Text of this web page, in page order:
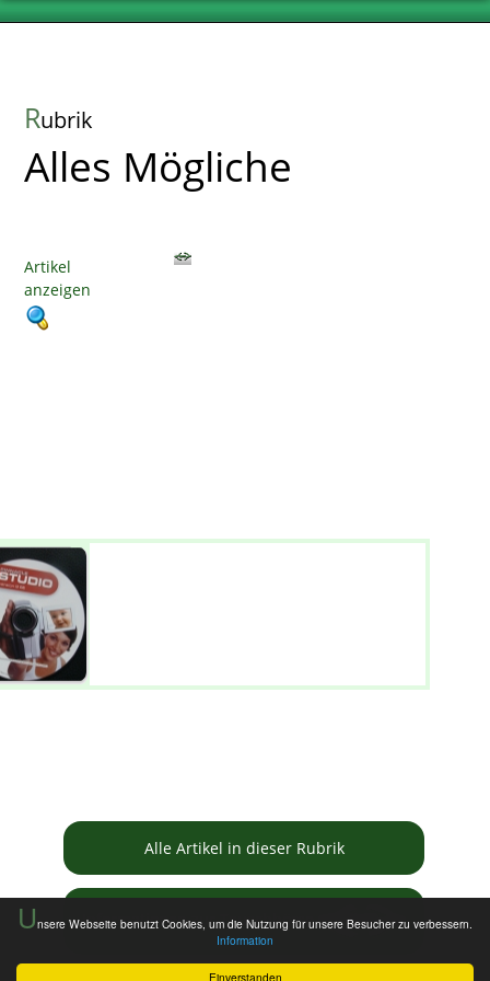
Einverstanden
Unsere Webseite benutzt Cookies, um die Nutzung für unsere Besucher zu verbessern.
Information
Rubrik
Alles Mögliche
Artikel
anzeigen
Alle Artikel in dieser Rubrik
Informationen zur Tauschbörse